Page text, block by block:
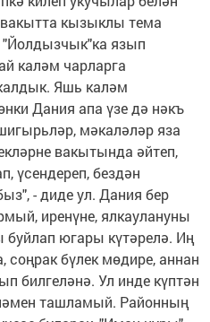
кызыклы тема
язып
каләм чарларга
Яшь каләм
Дания апа үзе дә нәкъ
мәкаләләр яза
вакытында әйтеп,
үсендереп, бездән
- диде ул. Дания бер
иренүне, ялкаулануны
югары күтәрелә. Иң
соңрак бүлек мөдире, аннан
билгеләнә. Ул инде күптән
ташламый. Районның